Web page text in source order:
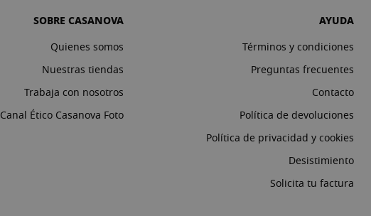
SOBRE CASANOVA
Quienes somos
Nuestras tiendas
Trabaja con nosotros
Canal Ético Casanova Foto
AYUDA
Términos y condiciones
Preguntas frecuentes
Contacto
Política de devoluciones
Política de privacidad y cookies
Desistimiento
Solicita tu factura